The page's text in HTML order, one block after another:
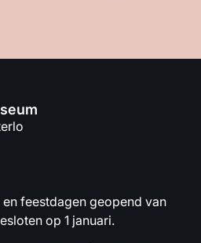
feestdagen geopend van
op 1 januari.